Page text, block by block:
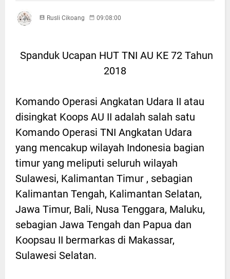
Rusli Cikoang 09:08:00
Spanduk Ucapan HUT TNI AU KE 72 Tahun
2018
Komando Operasi Angkatan Udara II atau
disingkat Koops AU II adalah salah satu
Komando Operasi TNI Angkatan Udara
yang mencakup wilayah Indonesia bagian
timur yang meliputi seluruh wilayah
Sulawesi, Kalimantan Timur , sebagian
Kalimantan Tengah, Kalimantan Selatan,
Jawa Timur, Bali, Nusa Tenggara, Maluku,
sebagian Jawa Tengah dan Papua dan
Koopsau II bermarkas di Makassar,
Sulawesi Selatan.